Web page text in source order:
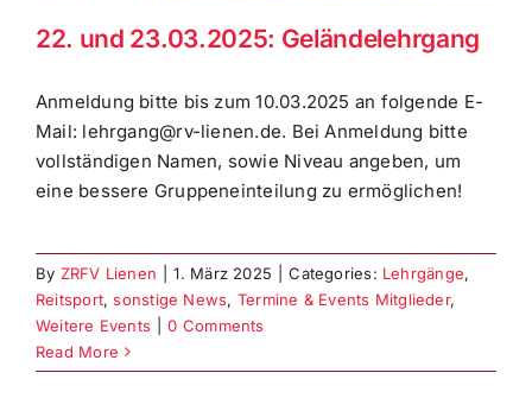
22. und 23.03.2025: Geländelehrgang
Anmeldung bitte bis zum 10.03.2025 an folgende E-
Mail: lehrgang@rv-lienen.de. Bei Anmeldung bitte
vollständigen Namen, sowie Niveau angeben, um
eine bessere Gruppeneinteilung zu ermöglichen!
By ZRFV Lienen 1. März 2025 Categories: Lehrgänge,
Reitsport,sonstige News, Termine & Events Mitglieder,
Weitere Events
0 Comments
Read More